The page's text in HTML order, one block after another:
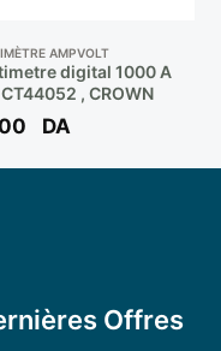
AMPVOLT
digital 1000 A
, CROWN
DA
Offres